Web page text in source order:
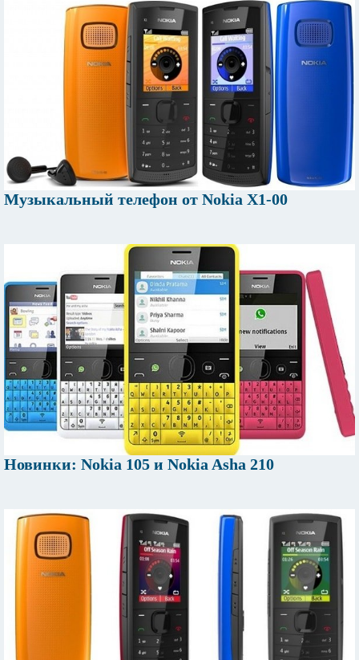
Музыкальный телефон от Nokia X1-00
Новинки: Nokia 105 и Nokia Asha 210